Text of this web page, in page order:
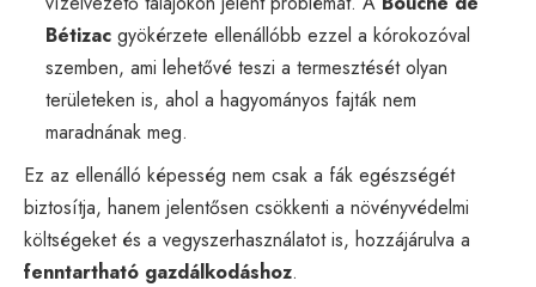
Bétizac gyökérzete ellenállóbb ezzel a kórokozóval
szemben, ami lehetővé teszi a termesztését olyan
területeken is, ahol a hagyományos fajták nem
maradnának meg.
Ez az ellenálló képesség nem csak a fák egészségét
biztosítja, hanem jelentősen csökkenti a növényvédelmi
költségeket és a vegyszerhasználatot is, hozzájárulva a
fenntartható gazdálkodáshoz.